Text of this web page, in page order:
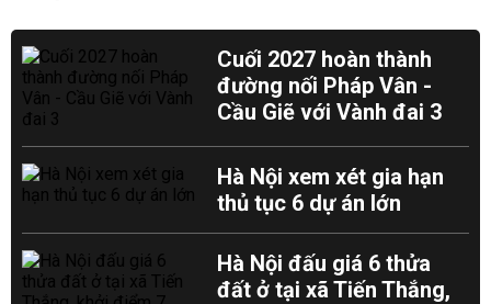
Cuối 2027 hoàn thành
đường nối Pháp Vân -
Cầu Giẽ với Vành đai 3
Hà Nội xem xét gia hạn
thủ tục 6 dự án lớn
Hà Nội đấu giá 6 thửa
đất ở tại xã Tiến Thắng,